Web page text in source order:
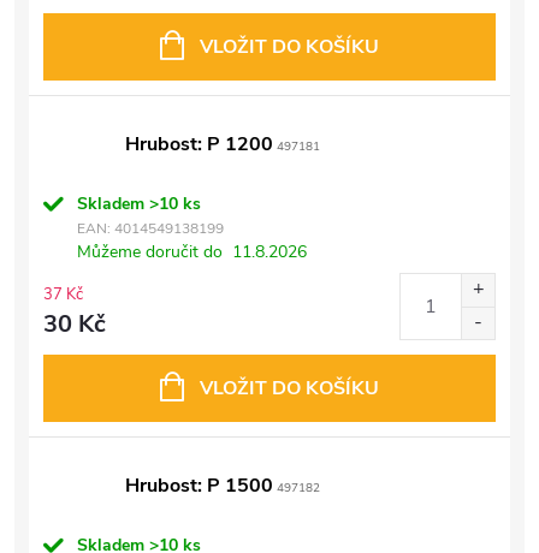
VLOŽIT DO KOŠÍKU
Hrubost: P 1200 497181
Skladem >10 ks
EAN: 4014549138199
Můžeme doručit do 11.8.2026
37 Kč
30 Kč
VLOŽIT DO KOŠÍKU
Hrubost: P 1500 497182
Skladem >10 ks